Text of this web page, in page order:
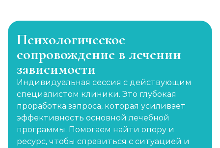
Психологическое
сопровождение в лечении
зависимости
Индивидуальная сессия с действующим
специалистом клиники. Это глубокая
проработка запроса, которая усиливает
эффективность основной лечебной
программы. Помогаем найти опору и
ресурс, чтобы справиться с ситуацией и